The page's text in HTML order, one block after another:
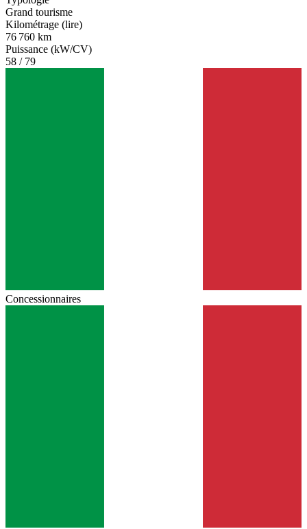
Grand tourisme
Kilométrage (lire)
76 760 km
Puissance (kW/CV)
58 / 79
Concessionnaires